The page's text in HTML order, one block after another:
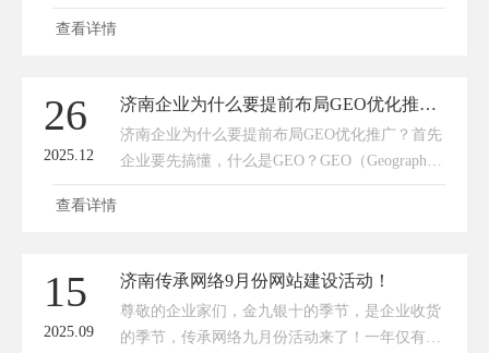
业实际转化需求，重点考虑以下七大核心因素，
需求是获取本地流量，因此网站建设必须深度绑
定 GEO 优化逻辑。建站时要预留本地关键词布
局入口，比如首页、产品页植入 “济南 XX 设备
查看详情
26
2025.12
济南企业为什么要提前布局GEO优化推广？
济南企业为什么要提前布局GEO优化推广？首先
企业要先搞懂，什么是GEO？GEO（Geographic
Optimization）即地理位置优化，是针对 “本地搜
通过 GEO 优化的企业，能优先出现在搜索结果
首页，让有即时需求的本地客户第一时间找到
你。比如
查看详情
15
2025.09
济南传承网络9月份网站建设活动！
尊敬的企业家们，金九银十的季节，是企业收货
的季节，传承网络九月份活动来了！一年仅有一